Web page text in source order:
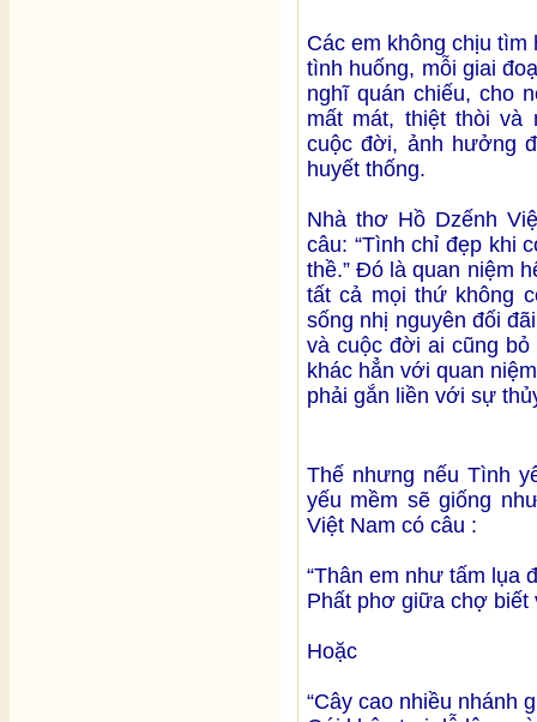
Các em không chịu
tình huống, mỗi giai
nghĩ quán chiếu, cho
mất mát, thiệt thòi và
cuộc đời, ảnh hưởng
huyết thống.
Nhà thơ Hồ Dzếnh
câu: “Tình chỉ đẹp khi
thề.” Đó là quan niệm
tất cả mọi thứ không
sống nhị nguyên đối
và cuộc đời ai cũng
khác hẳn với quan
phải gắn liền với sự
Thế nhưng nếu Tình
yếu mềm sẽ giống
Việt Nam có câu :
“Thân em như tấm lụa
Phất phơ giữa chợ biết
Hoặc
“Cây cao nhiều nhánh